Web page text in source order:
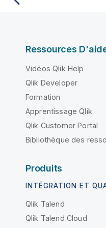
Ressources
Vidéos Qlik Help
Qlik Developer
Formation
Apprentissage Qlik
Qlik Customer Portal
Bibliothèque des
Produits
INTÉGRATION ET
Qlik Talend
Qlik Talend Cloud